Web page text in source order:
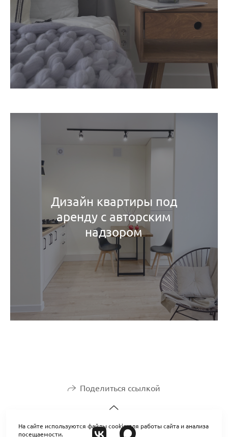
Дизайн квартиры под
аренду с авторским
надзором
Поделиться ссылкой
На сайте используются файлы cookie для работы сайта и анализа
посещаемости.